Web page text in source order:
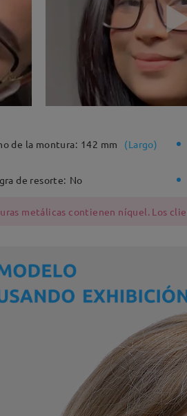
de la montura: 142 mm (Largo)
de resorte: No
metálicas contienen níquel. Los